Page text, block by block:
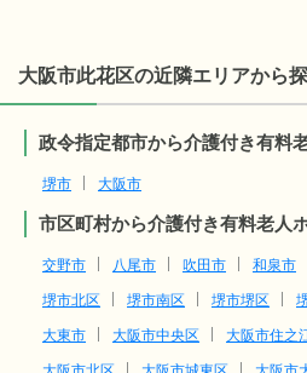
大阪市此花区の近隣エリアから
政令指定都市から介護付き有料
堺市 大阪市
市区町村から介護付き有料老人
交野市 八尾市 吹田市 和泉市
堺市北区
堺市南区 堺市堺区
大東市
大阪市中央区 大阪市住之